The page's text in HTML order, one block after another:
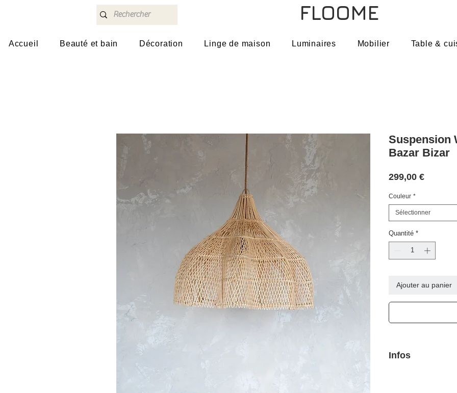
FLOOME
Accueil Beauté et bain Décoration Linge de maison Luminaires Mobilier Table &
Suspension
Bazar Bizar
299,00 €Prix
Couleur *
Sélectionner
Quantité *
Ajouter au panier
Infos